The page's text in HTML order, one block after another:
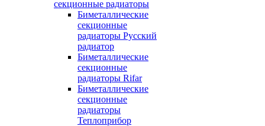
секционные радиаторы
Биметаллические
секционные
радиаторы Русский
радиатор
Биметаллические
секционные
радиаторы Rifar
Биметаллические
секционные
радиаторы
Теплоприбор